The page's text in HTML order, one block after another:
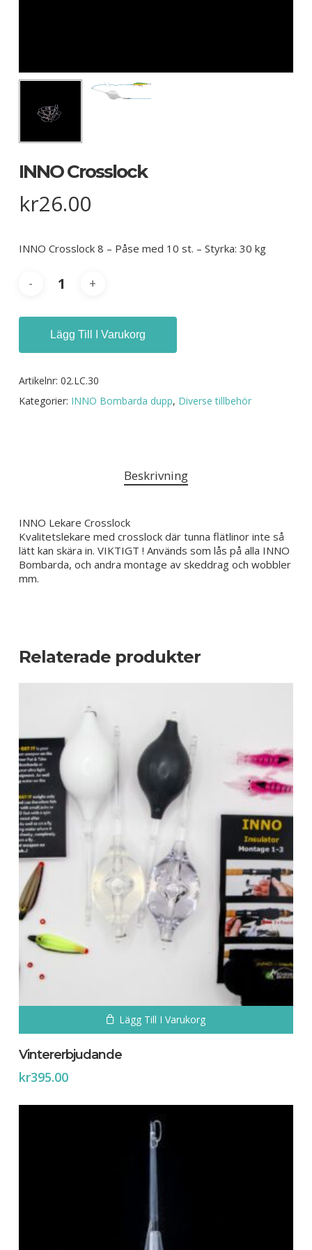
INNO Crosslock
kr26.00
INNO Crosslock 8 – Påse med 10 st. – Styrka: 30 kg
Lägg Till I Varukorg
Artikelnr: 02.LC.30
Kategorier: INNO Bombarda dupp, Diverse tillbehör
Beskrivning
INNO Lekare Crosslock
Kvalitetslekare med crosslock där tunna flätlinor inte så
lätt kan skära in. VIKTIGT ! Används som lås på alla INNO
Bombarda, och andra montage av skeddrag och wobbler
mm.
Relaterade produkter
Lägg Till I Varukorg
Vintererbjudande
kr395.00